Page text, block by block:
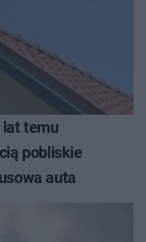
temu
pobliskie
auta